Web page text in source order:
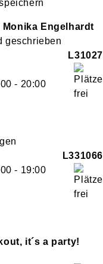
Monika Engelhardt
L31027
- 20:00
L331066
- 19:00
it´s a party!